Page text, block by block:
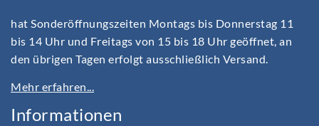
hat Sonderöffnungszeiten Montags bis Donnerstag 11
bis 14 Uhr und Freitags von 15 bis 18 Uhr geöffnet, an
den übrigen Tagen erfolgt ausschließlich Versand.
Mehr erfahren...
Informationen